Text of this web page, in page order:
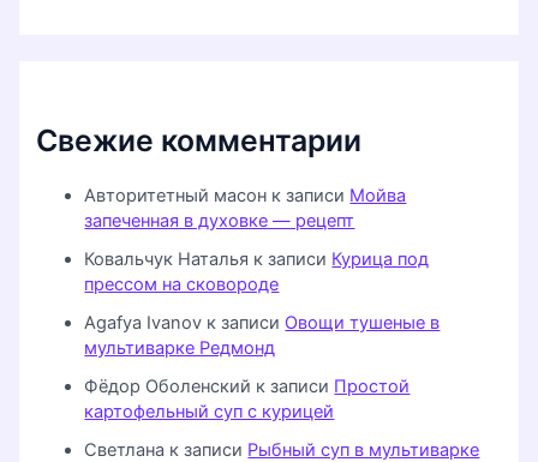
Свежие комментарии
Авторитетный масон к записи Мойва
запеченная в духовке — рецепт
Ковальчук Наталья к записи Курица под
прессом на сковороде
Agafya Ivanov к записи Овощи тушеные в
мультиварке Редмонд
Фёдор Оболенский к записи Простой
картофельный суп с курицей
Светлана к записи Рыбный суп в мультиварке